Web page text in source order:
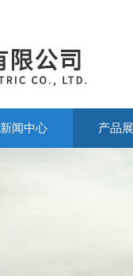
新闻中心 产品